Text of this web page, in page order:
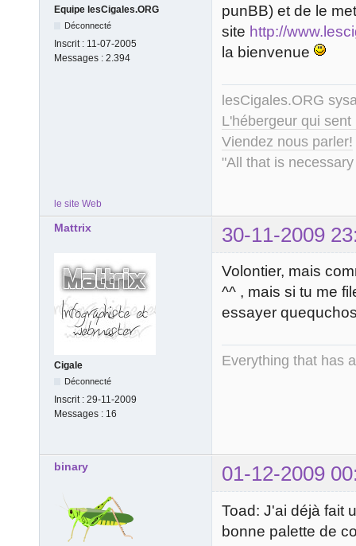
Equipe lesCigales.ORG
Déconnecté
Inscrit : 11-07-2005
Messages : 2.394
punBB) et de le
site http://
la bienvenue
lesCigales.ORG
L'hébergeur qui
Viendez nous parler!
"All that is
le site Web
Mattrix 30-11-2009
Cigale
Déconnecté
Inscrit : 29-11-2009
Messages : 16
Volontier, mais
^^ , mais si tu me
essayer
Everything that has
binary 01-12-2009
Toad: J'ai déjà fait
bonne palette de